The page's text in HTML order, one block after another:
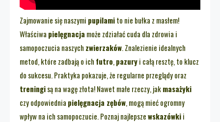
Zajmowanie się naszymi pupilamito nie bułka z masłem!
Właściwa pielęgnacja może zdziałać cuda dla zdrowia i
samopoczucia naszych zwierzaków. Znalezienie idealnych
metod, które zadbają o ich futro,pazuryi całą resztę, to klucz
do sukcesu. Praktyka pokazuje, że regularne przeglądy oraz
treningisą na wagę złota! Nawet małe rzeczy, jakmasażyki
czy odpowiednia pielęgnacja zębów, mogą mieć ogromny
wpływ na ich samopoczucie. Poznaj najlepszewskazówkii